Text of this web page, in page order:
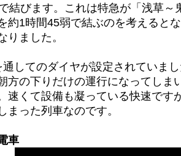
結びます。これは特急が「浅草～
約1時間45弱で結ぶのを考えると
りました。
してのダイヤが設定されていま
方の下りだけの運行になってしま
速くて設備も凝っている快速です
まった列車なのです。
車